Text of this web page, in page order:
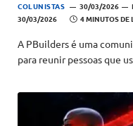
COLUNISTAS 30/03/2026
30/03/2026
4 MINUTOS DE
A PBuilders é uma
para reunir pessoas que